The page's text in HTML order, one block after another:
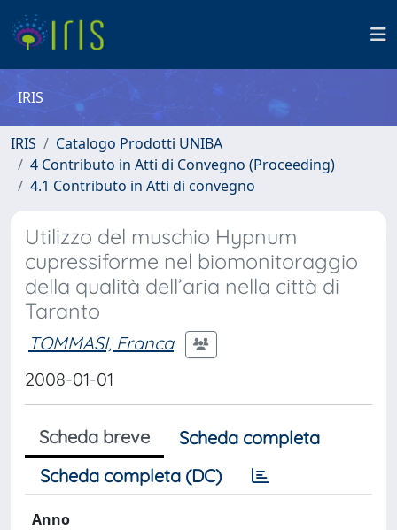
IRIS
IRIS
Catalogo Prodotti UNIBA
4 Contributo in Atti di Convegno (Proceeding)
4.1 Contributo in Atti di convegno
Utilizzo del muschio Hypnum
cupressiforme nel biomonitoraggio
della qualità dell’aria nella città di
Taranto
TOMMASI, Franca
2008-01-01
Scheda breve
Scheda completa
Scheda completa (DC)
Anno